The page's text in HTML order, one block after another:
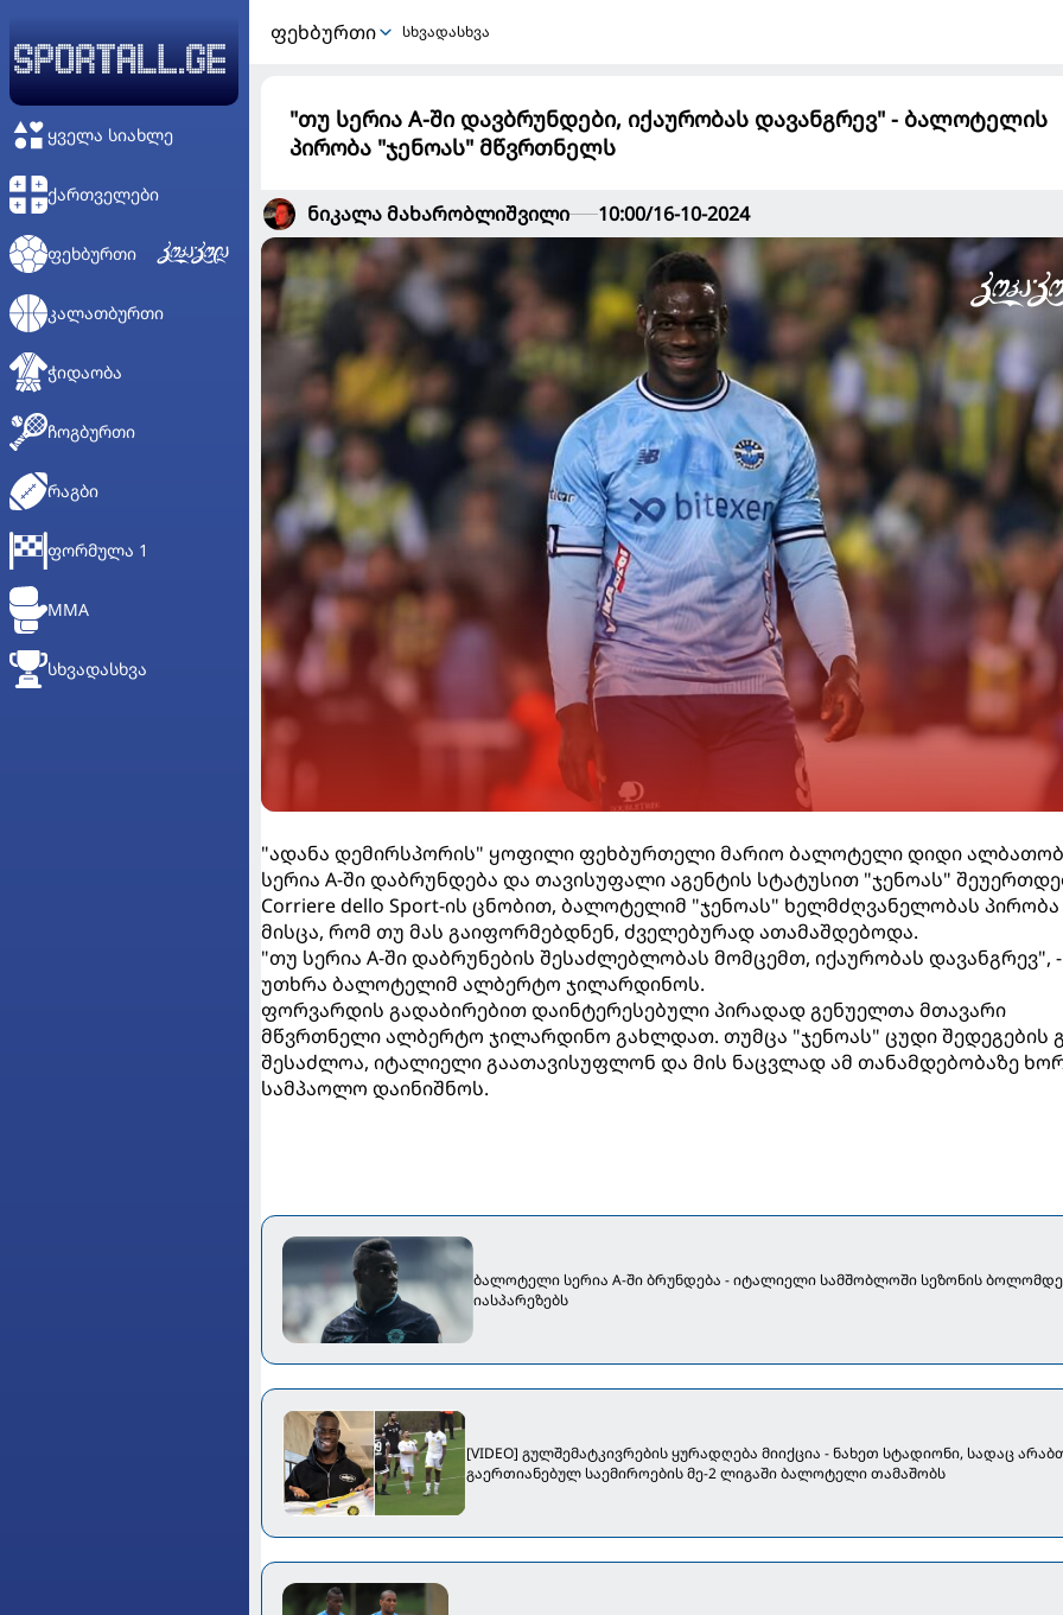
ᲧᲕᲔᲚᲐ ᲡᲘᲐᲮᲚᲔ
ᲥᲐᲠᲗᲕᲔᲚᲔᲑᲘ
ᲤᲔᲮᲑᲣᲠᲗᲘ
ᲙᲐᲚᲐᲗᲑᲣᲠᲗᲘ
ᲭᲘᲓᲐᲝᲑᲐ
ᲩᲝᲒᲑᲣᲠᲗᲘ
ᲠᲐᲒᲑᲘ
ᲤᲝᲠᲛᲣᲚᲐ 1
MMA
ᲡᲮᲕᲐᲓᲐᲡᲮᲕᲐ
ᲤᲔᲮᲑᲣᲠᲗᲘ სხვადასხვა
"თუ სერია A-ში დავბრუნდები, იქაურობას დავანგრევ" - ბალოტელის
პირობა "ჯენოას" მწვრთნელს
ნიკალა მახარობლიშვილი 10:00/16-10-2024
"ადანა დემირსპორის" ყოფილი ფეხბურთელი მარიო ბალოტელი დიდი
სერია A-ში დაბრუნდება და თავისუფალი აგენტის სტატუსით "ჯენოას"
Corriere dello Sport-ის ცნობით, ბალოტელიმ "ჯენოას" ხელმძღვანელობას პირობა
მისცა, რომ თუ მას გაიფორმებდნენ, ძველებურად ათამაშდებოდა.
"თუ სერია A-ში დაბრუნების შესაძლებლობას მომცემთ, იქაურობას დავანგრევ", -
უთხრა ბალოტელიმ ალბერტო ჯილარდინოს.
ფორვარდის გადაბირებით დაინტერესებული პირადად გენუელთა მთავარი
მწვრთნელი ალბერტო ჯილარდინო გახლდათ. თუმცა "ჯენოას" ცუდი შედეგების
შესაძლოა, იტალიელი გაათავისუფლონ და მის ნაცვლად ამ თანამდებობაზე
სამპაოლო დაინიშნოს.
ბალოტელი სერია A-ში ბრუნდება - იტალიელი სამშობლოში სეზონის ბოლომდე
იასპარეზებს
[VIDEO] გულშემატკივრების ყურადღება მიიქცია - ნახეთ სტადიონი, სადაც
გაერთიანებულ საემიროების მე-2 ლიგაში ბალოტელი თამაშობს